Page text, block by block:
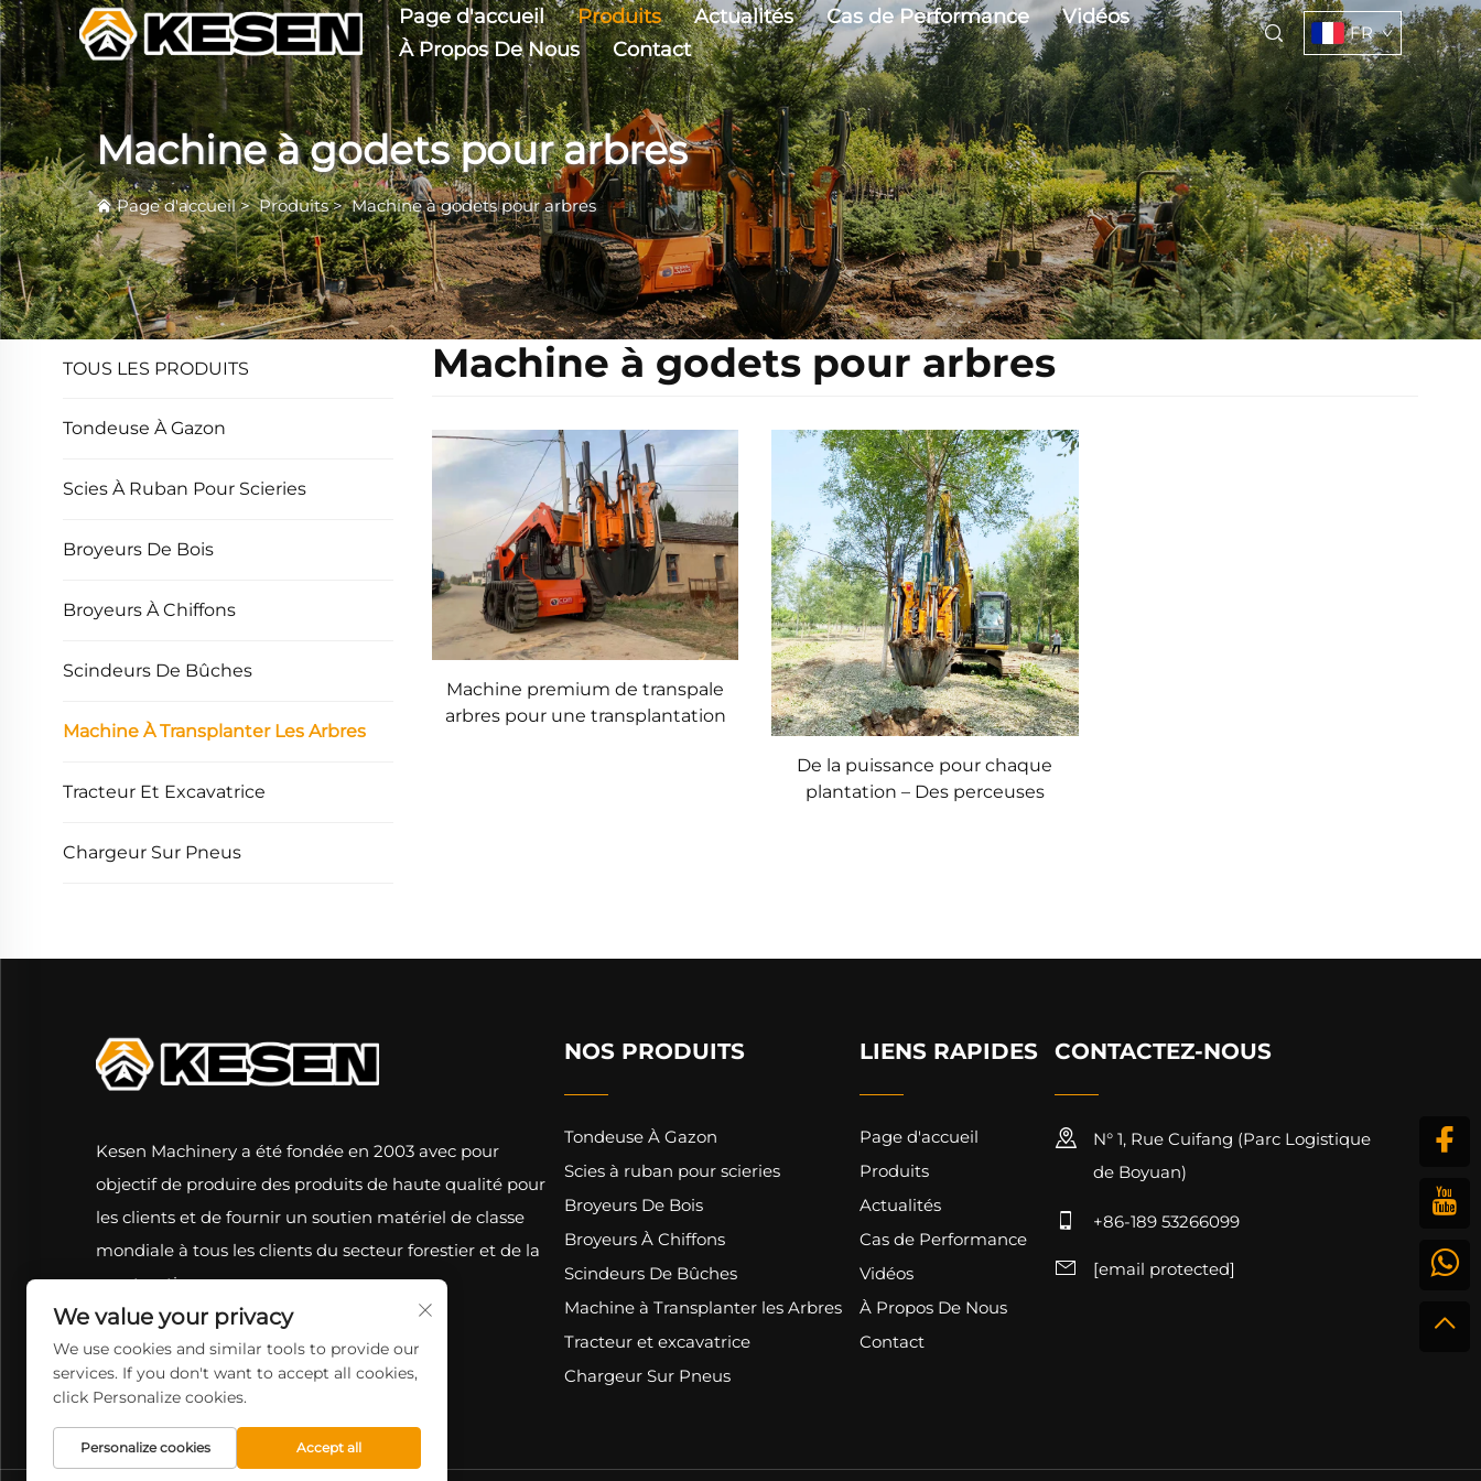
Page d'accueil Produits Actualités Cas de Performance
Vidéos
À Propos De Nous
Contact
FR
Machine à godets pour arbres
Page d'accueil>Produits>Machine à godets pour arbres
TOUS LES PRODUITS
Tondeuse À Gazon
Scies À Ruban Pour Scieries
Broyeurs De Bois
Broyeurs À Chiffons
Scindeurs De Bûches
Machine À Transplanter Les Arbres
Tracteur Et Excavatrice
Chargeur Sur Pneus
Machine à godets pour arbres
Machine premium de transpale
arbres pour une transplantation
De la puissance pour chaque
plantation – Des perceuses
Kesen Machinery a été fondée en 2003 avec pour
objectif de produire des produits de haute qualité pour
les clients et de fournir un soutien matériel de classe
mondiale à tous les clients du secteur forestier et de la
construction.
NOS PRODUITS
Tondeuse À Gazon
Scies à ruban pour scieries
Broyeurs De Bois
Broyeurs À Chiffons
Scindeurs De Bûches
Machine à Transplanter les Arbres
Tracteur et excavatrice
Chargeur Sur Pneus
LIENS RAPIDES
Page d'accueil
Produits
Actualités
Cas de Performance
Vidéos
À Propos De Nous
Contact
CONTACTEZ-NOUS
N° 1, Rue Cuifang (Parc Logistique
de Boyuan)
+86-189 53266099
[email protected]
We value your privacy
We use cookies and similar tools to provide our
services. If you don't want to accept all cookies,
click Personalize cookies.
Personalize cookies Accept all